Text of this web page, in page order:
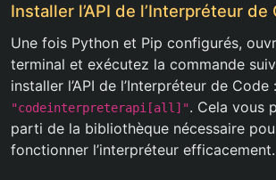
Installer l’API de l’Interpréteur de
Une fois Python et Pip configurés,
terminal et exécutez la commande
installer l’API de l’Interpréteur de Code :
"codeinterpreterapi[all]". Cela vous
parti de la bibliothèque nécessaire
fonctionner l’interpréteur efficacement.